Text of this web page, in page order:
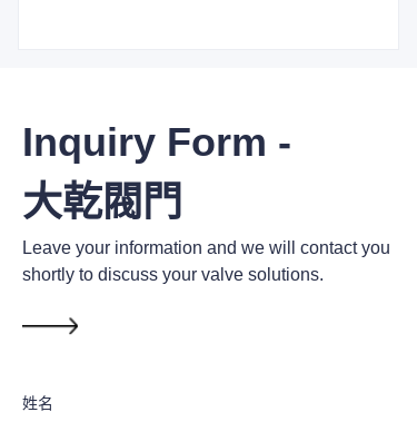
Inquiry Form -
大乾閥門
姓名
Leave your information and we will contact you
shortly to discuss your valve solutions.